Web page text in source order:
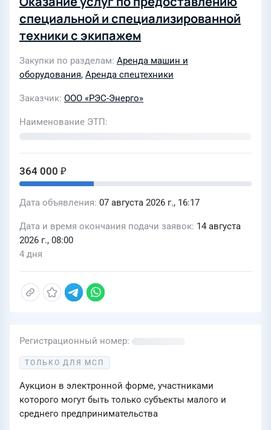
специальной и специализированной
техники с экипажем
Закупки по разделам Аренда машин и
оборудования, Аренда спецтехники
Заказчик ООО «РЭС-Энерго»
Наименование ЭТП
364 000 ₽
Дата объявления 07 августа 2026 г., 16:17
Дата и время окончания подачи заявок 14 августа
2026 г., 08:00
4 дня
Регистрационный номер
ТОЛЬКО ДЛЯ МСП
Аукцион в электронной форме, участниками
которого могут быть только субъекты малого и
среднего предпринимательства